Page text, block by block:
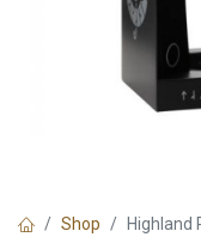
Shop Highland